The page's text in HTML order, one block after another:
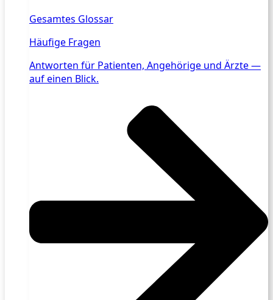
Gesamtes Glossar
Häufige Fragen
Antworten für Patienten, Angehörige und Ärzte —
auf einen Blick.